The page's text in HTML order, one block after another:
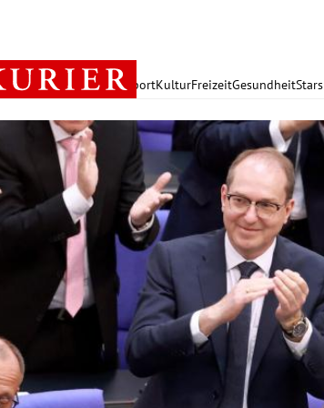
PolitikWirtschaft SportKulturFreizeitGesundheitStars